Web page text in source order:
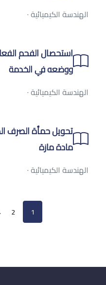
الهندسة الكيميائية·
استحصال الفحم
ووضعه في الخدمة
الهندسة الكيميائية·
تحويل حمأة الصرف
مادة مازة
الهندسة الكيميائية·
1
2